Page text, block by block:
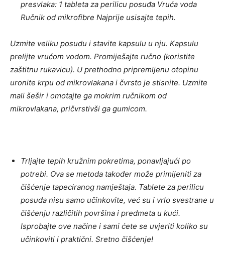
presvlaka: 1 tableta za perilicu posuđa Vruća voda
Ručnik od mikrofibre Najprije usisajte tepih.
Uzmite veliku posudu i stavite kapsulu u nju. Kapsulu
prelijte vrućom vodom. Promiješajte ručno (koristite
zaštitnu rukavicu). U prethodno pripremljenu otopinu
uronite krpu od mikrovlakana i čvrsto je stisnite. Uzmite
mali šešir i omotajte ga mokrim ručnikom od
mikrovlakana, pričvrstivši ga gumicom.
Trljajte tepih kružnim pokretima, ponavljajući po
potrebi. Ova se metoda također može primijeniti za
čišćenje tapeciranog namještaja. Tablete za perilicu
posuđa nisu samo učinkovite, već su i vrlo svestrane u
čišćenju različitih površina i predmeta u kući.
Isprobajte ove načine i sami ćete se uvjeriti koliko su
učinkoviti i praktični. Sretno čišćenje!